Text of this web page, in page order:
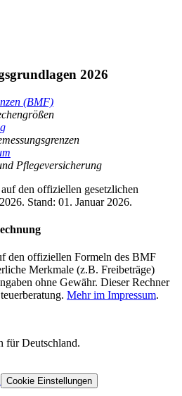
2026
(BMF)
Pflegeversicherung
den offiziellen gesetzlichen
Stand: 01. Januar 2026.
den offiziellen Formeln des BMF
Merkmale (z.B. Freibeträge)
ohne Gewähr. Dieser Rechner
Mehr im Impressum.
für Deutschland.
Cookie Einstellungen